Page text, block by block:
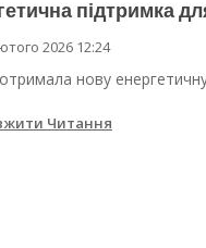
для підвезення води
підтримка
2026 12:24
нову енергетичну
Читання